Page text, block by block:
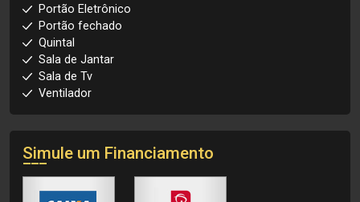
Portão Eletrônico
Portão fechado
Quintal
Sala de Jantar
Sala de Tv
Ventilador
Simule um Financiamento